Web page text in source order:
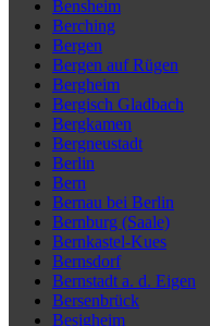
Bensheim
Berching
Bergen
Bergen auf Rügen
Bergheim
Bergisch Gladbach
Bergkamen
Bergneustadt
Berlin
Bern
Bernau bei Berlin
Bernburg (Saale)
Bernkastel-Kues
Bernsdorf
Bernstadt a. d. Eigen
Bersenbrück
Besigheim